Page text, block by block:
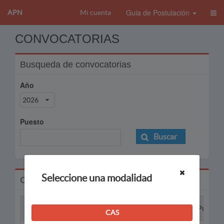
APN Mi cuenta Guia de Postulación
CONVOCATORIAS
Busqueda de convocatorias
Año
2026
Puesto
Buscar
Convocatorias
Puesto
Seleccione una modalidad
CAS